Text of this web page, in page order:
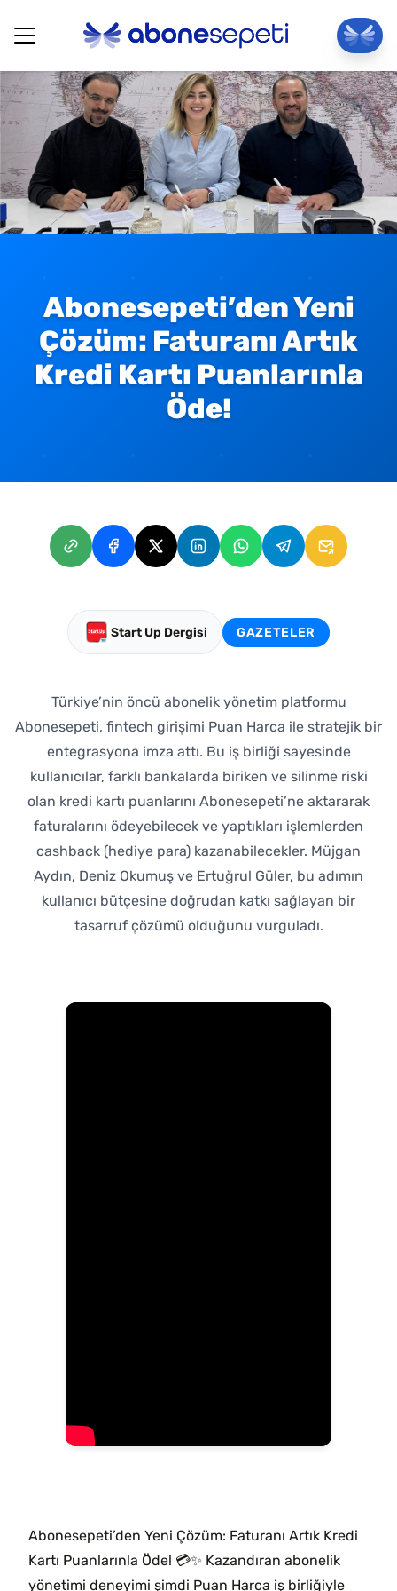
Abonesepeti’den Yeni
Çözüm: Faturanı Artık
Kredi Kartı Puanlarınla
Öde!
Start Up Dergisi GAZETELER
Türkiye’nin öncü abonelik yönetim platformu
Abonesepeti, fintech girişimi Puan Harca ile stratejik bir
entegrasyona imza attı. Bu iş birliği sayesinde
kullanıcılar, farklı bankalarda biriken ve silinme riski
olan kredi kartı puanlarını Abonesepeti’ne aktararak
faturalarını ödeyebilecek ve yaptıkları işlemlerden
cashback (hediye para) kazanabilecekler. Müjgan
Aydın, Deniz Okumuş ve Ertuğrul Güler, bu adımın
kullanıcı bütçesine doğrudan katkı sağlayan bir
tasarruf çözümü olduğunu vurguladı.
Abonesepeti’den Yeni Çözüm: Faturanı Artık Kredi
Kartı Puanlarınla Öde! 💳✨ Kazandıran abonelik
yönetimi deneyimi şimdi Puan Harca iş birliğiyle